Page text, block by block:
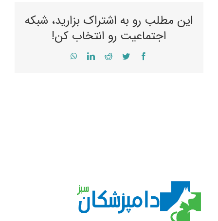
این مطلب رو به اشتراک بزارید، شبکه
اجتماعیت رو انتخاب کن!
Facebook
Twitter
Reddit
LinkedIn
WhatsApp